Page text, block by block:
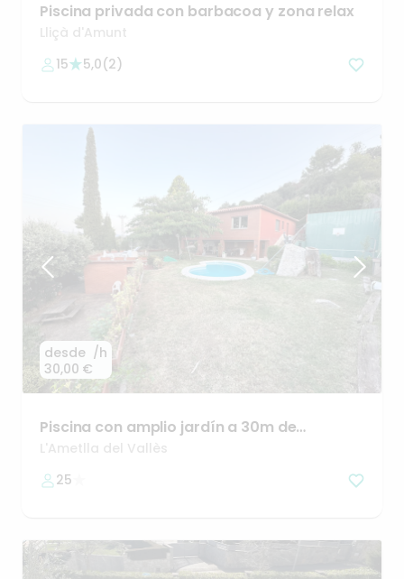
Piscina privada con barbacoa y zona relax
Lliçà d'Amunt
15
5,0(2)
desde
30,00 €
/h
Piscina con amplio jardín a 30m de
Barcelona
L'Ametlla del Vallès
25